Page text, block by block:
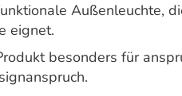
Außenleuchte,
eignet.
besonders für